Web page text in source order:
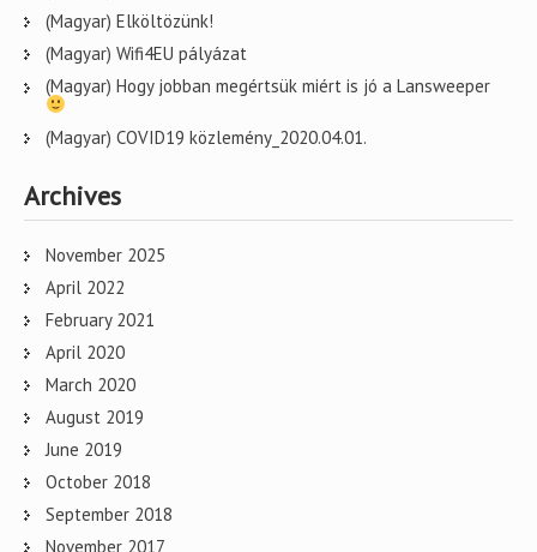
(Magyar) Elköltözünk!
(Magyar) Wifi4EU pályázat
(Magyar) Hogy jobban megértsük miért is jó a Lansweeper
(Magyar) COVID19 közlemény_2020.04.01.
Archives
November 2025
April 2022
February 2021
April 2020
March 2020
August 2019
June 2019
October 2018
September 2018
November 2017